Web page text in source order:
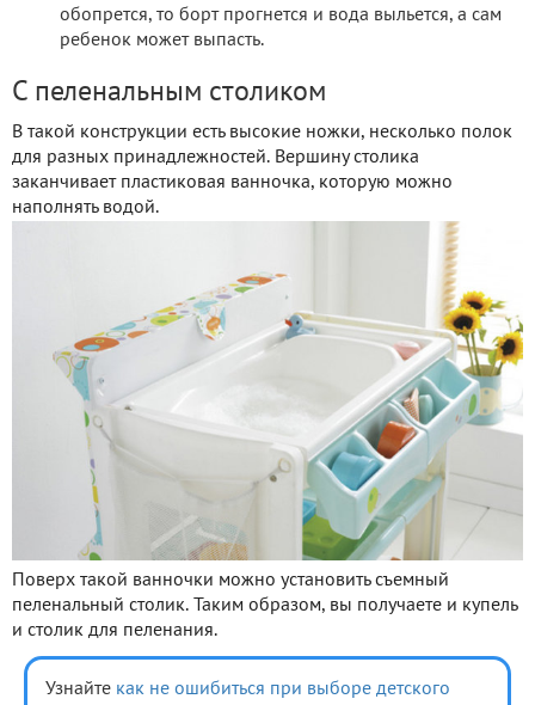
обопрется, то борт прогнется и вода выльется, а сам
ребенок может выпасть.
С пеленальным столиком
В такой конструкции есть высокие ножки, несколько полок
для разных принадлежностей. Вершину столика
заканчивает пластиковая ванночка, которую можно
наполнять водой.
Поверх такой ванночки можно установить съемный
пеленальный столик. Таким образом, вы получаете и купель
и столик для пеленания.
Узнайте как не ошибиться при выборе детского